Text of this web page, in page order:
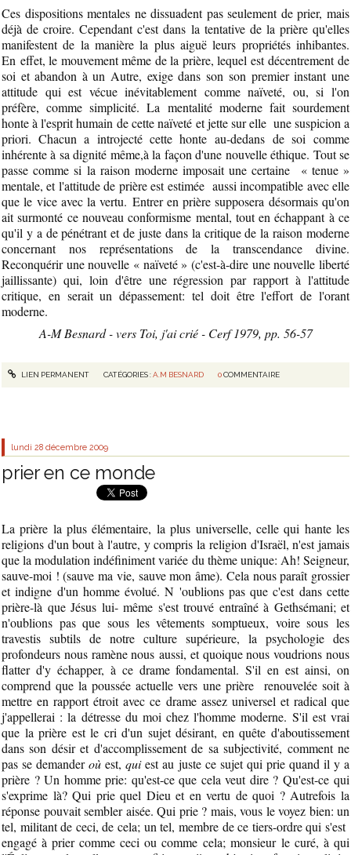
Ces dispositions mentales ne dissuadent pas seulement de prier, mais
déjà de croire. Cependant c'est dans la tentative de la prière qu'elles
manifestent de la manière la plus aiguë leurs propriétés inhibantes.
En effet, le mouvement même de la prière, lequel est décentrement de
soi et abandon à un Autre, exige dans son son premier instant une
attitude qui est vécue inévitablement comme naïveté, ou, si l'on
préfère, comme simplicité. La mentalité moderne fait sourdement
honte à l'esprit humain de cette naïveté et jette sur elle une suspicion a
priori. Chacun a introjecté cette honte au-dedans de soi comme
inhérente à sa dignité même,à la façon d'une nouvelle éthique. Tout se
passe comme si la raison moderne imposait une certaine « tenue »
mentale, et l'attitude de prière est estimée aussi incompatible avec elle
que le vice avec la vertu. Entrer en prière supposera désormais qu'on
ait surmonté ce nouveau conformisme mental, tout en échappant à ce
qu'il y a de pénétrant et de juste dans la critique de la raison moderne
concernant nos représentations de la transcendance divine.
Reconquérir une nouvelle « naïveté » (c'est-à-dire une nouvelle liberté
jaillissante) qui, loin d'être une régression par rapport à l'attitude
critique, en serait un dépassement: tel doit être l'effort de l'orant
moderne.
A-M Besnard - vers Toi, j'ai crié - Cerf 1979, pp. 56-57
LIEN PERMANENT CATÉGORIES :A.M BESNARD 0COMMENTAIRE
lundi 28 décembre 2009
prier en ce monde
La prière la plus élémentaire, la plus universelle, celle qui hante les
religions d'un bout à l'autre, y compris la religion d'Israël, n'est jamais
que la modulation indéfiniment variée du thème unique: Ah! Seigneur,
sauve-moi ! (sauve ma vie, sauve mon âme). Cela nous paraît grossier
et indigne d'un homme évolué. N 'oublions pas que c'est dans cette
prière-là que Jésus lui- même s'est trouvé entraîné à Gethsémani; et
n'oublions pas que sous les vêtements somptueux, voire sous les
travestis subtils de notre culture supérieure, la psychologie des
profondeurs nous ramène nous aussi, et quoique nous voudrions nous
flatter d'y échapper, à ce drame fondamental. S'il en est ainsi, on
comprend que la poussée actuelle vers une prière renouvelée soit à
mettre en rapport étroit avec ce drame assez universel et radical que
j'appellerai : la détresse du moi chez l'homme moderne. S'il est vrai
que la prière est le cri d'un sujet désirant, en quête d'aboutissement
dans son désir et d'accomplissement de sa subjectivité, comment ne
pas se demanderoù est,quiest au juste ce sujet qui prie quand il y a
prière ? Un homme prie: qu'est-ce que cela veut dire ? Qu'est-ce qui
s'exprime là? Qui prie quel Dieu et en vertu de quoi ? Autrefois la
réponse pouvait sembler aisée. Qui prie ? mais, vous le voyez bien: un
tel, militant de ceci, de cela; un tel, membre de ce tiers-ordre qui s'est
engagé à prier comme ceci ou comme cela; monsieur le curé, à qui